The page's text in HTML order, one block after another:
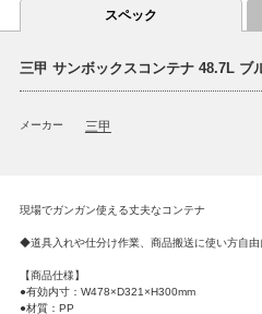
スペック
三甲 サンボックスコンテナ 48.7L ブ
メーカー 三甲
現場でガンガン使える丈夫なコンテナ
◆道具入れや仕分け作業、商品搬送に使い方自由
【商品仕様】
●有効内寸：W478×D321×H300mm
●材質：PP